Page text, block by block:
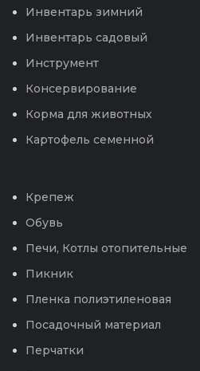
Инвентарь зимний
Инвентарь садовый
Инструмент
Консервирование
Корма для животных
Картофель семенной
Крепеж
Обувь
Печи, Котлы отопительные
Пикник
Пленка полиэтиленовая
Посадочный материал
Перчатки